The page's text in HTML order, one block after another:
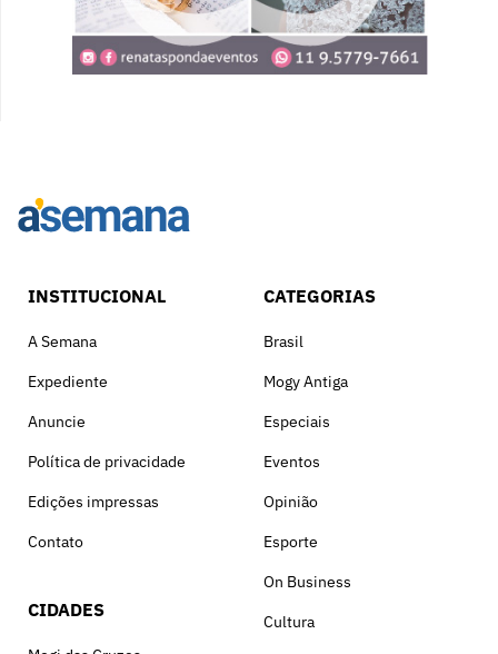
INSTITUCIONAL
A Semana
Expediente
Anuncie
Política de privacidade
Edições impressas
Contato
CIDADES
CATEGORIAS
Brasil
Mogy Antiga
Especiais
Eventos
Opinião
Esporte
On Business
Cultura